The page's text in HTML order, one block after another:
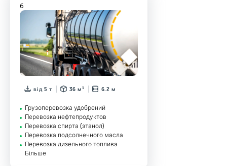
6
від 5 т 36 м³ 6.2 м
Грузоперевозка удобрений
Перевозка нефтепродуктов
Перевозка спирта (этанол)
Перевозка подсолнечного масла
Перевозка дизельного топлива
Більше